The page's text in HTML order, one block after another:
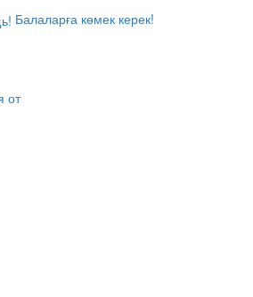
Балаларға көмек керек!
от